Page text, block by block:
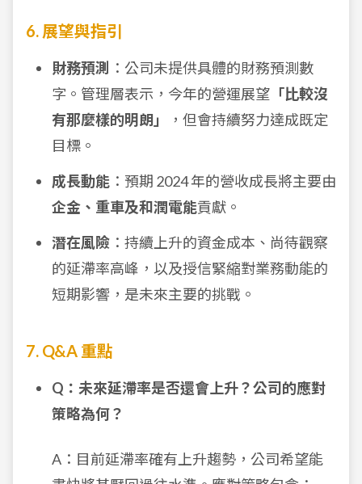
6. 展望與指引
財務預測 ：公司未提供具體的財務預測數
字。管理層表示，今年的營運展望 「比較沒
有那麼樣的明朗」
，但會持續努力達成既定
目標。
成長動能 ：預期 2024 年的營收成長將主要由
企金、重車及和潤電能貢獻。
潛在風險 ：持續上升的資金成本、尚待觀察
的延滯率高峰，以及授信緊縮對業務動能的
短期影響，是未來主要的挑戰。
7. Q&A 重點
Q：未來延滯率是否還會上升？公司的應對
策略為何？
A：目前延滯率確有上升趨勢，公司希望能